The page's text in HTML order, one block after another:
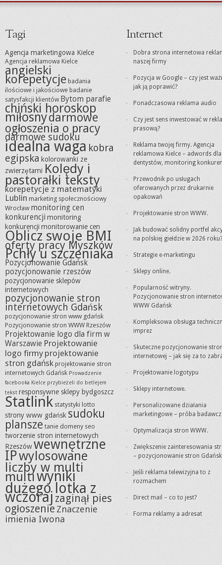
Tagi
Agencja marketingowa Kielce
Agencja reklamowa Kielce
angielski
korepetycje badania
ilościowe i jakościowe badanie
satysfakcji klientów Bytom parafie
chiński horoskop
miłosnydarmowe
ogłoszenia o pracy
darmowe sudoku
idealna waga kobra
egipska kolorowanki ze
zwierzętami Kolędy i
pastorałki teksty
korepetycje z matematyki
Lublin marketing społecznościowy
Wrocław monitoring cen
konkurencjimonitoring
konkurencjimonitorowanie cen
Oblicz swoje BMI
oferty pracy Myszków
Pchły u szczeniaka
Pozycjonowanie Gdańsk
pozycjonowanie rzeszów
pozycjonowanie sklepów
internetowych
pozycjonowanie stron
internetowych Gdańsk
pozycjonowanie stron www gdańsk
Pozycjonowanie stron WWW Rzeszów
Projektowanie logo dla firm w
Warszawie Projektowanie
logo firmy projektowanie
stron gdańsk projektowanie stron
internetowych Gdańsk Prowadzenie
facebooka Kielce przybieżeli do betlejem
tekst responsywne sklepy bydgoszcz
Statlink statystyki lotto
strony www gdańsk sudoku
plansze tanie domeny seo
tworzenie stron internetowych
Rzeszówwewnętrzne
IPwylosowane
liczby w multi
multiwyniki
dużego lotka z
wczoraj zaginął pies
ogłoszenieZnaczenie
imienia Iwona
Internet
Dobra strona internetowa
naszej firmy
Pozycja w Google – czy jest
jak ją poprawić?
Ponadczasowa reklama audio
Czy jest sens inwestować w
prasową?
Reklama twojej firmy. Agencja
reklamowa Kielce – adwords dla
dentystów, monitoring
Przewodnik po usługach
oferowanych przez drukarnie
opakowań
Projektowanie stron WWW.
Jak budować solidny portfel
na polskiej giełdzie w 2026 roku?
Strategie e-marketingu
Sklepy online.
Popularność witryny.
Pozycjonowanie stron
WWW Gdańsk
Kompleksowa obsługa
imprez
Skuteczne pozycjonowanie
internetowej – jak się za to
Projektowanie logotypu
Sklepy internetowe.
Personalizowane działania
marketingowe – próba
Optymalizacja stron WWW.
Zwiększenie zainteresowania
– pozycjonowanie stron Gdańsk
Jeśli reklama telewizyjna to z
rozmachem
Direct mail – co to jest?
Forma reklamy a adresat